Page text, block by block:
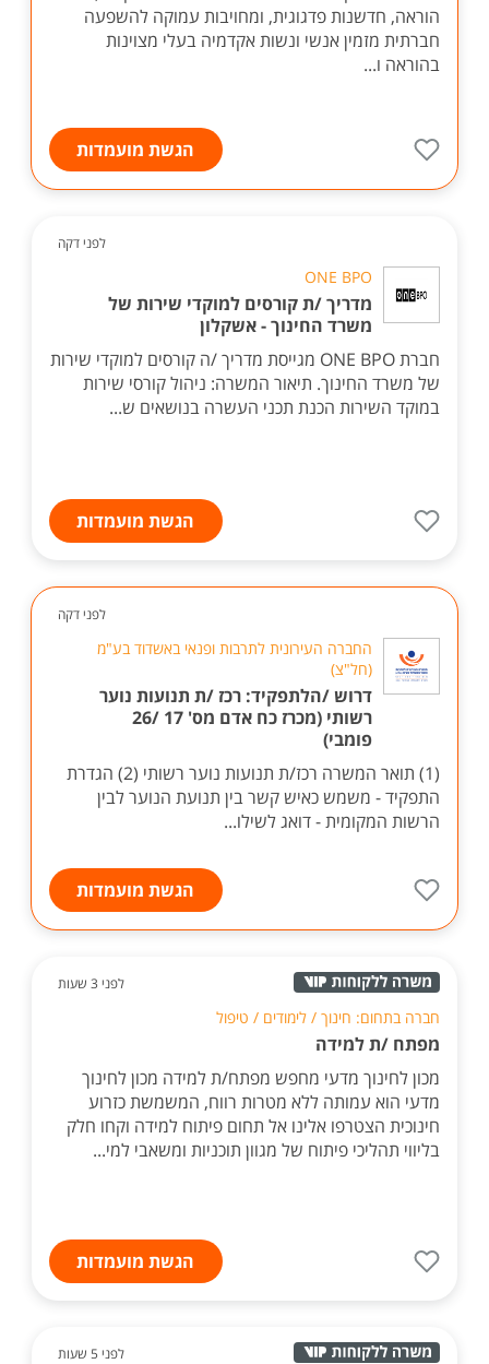
הוראה, חדשנות פדגוגית, ומחויבות עמוקה להשפעה
חברתית מזמין אנשי ונשות אקדמיה בעלי מצוינות
בהוראה ו...
הגשת מועמדות
לפני דקה
ONE BPO
מדריך /ת קורסים למוקדי שירות של
משרד החינוך - אשקלון
חברת ONE BPO מגייסת מדריך /ה קורסים למוקדי שירות
של משרד החינוך. תיאור המשרה: ניהול קורסי שירות
במוקד השירות הכנת תכני העשרה בנושאים ש...
הגשת מועמדות
לפני דקה
החברה העירונית לתרבות ופנאי באשדוד בע"מ
(חל"צ)
דרוש /הלתפקיד: רכז /ת תנועות נוער
רשותי (מכרז כח אדם מס' 17 /26
פומבי)
(1) תואר המשרה רכז/ת תנועות נוער רשותי (2) הגדרת
התפקיד - משמש כאיש קשר בין תנועת הנוער לבין
הרשות המקומית - דואג לשילו...
הגשת מועמדות
לפני 3 שעות
חברה בתחום: חינוך / לימודים / טיפול
מפתח /ת למידה
מכון לחינוך מדעי מחפש מפתח/ת למידה מכון לחינוך
מדעי הוא עמותה ללא מטרות רווח, המשמשת כזרוע
חינוכית הצטרפו אלינו אל תחום פיתוח למידה וקחו חלק
בליווי תהליכי פיתוח של מגוון תוכניות ומשאבי למי...
הגשת מועמדות
לפני 5 שעות